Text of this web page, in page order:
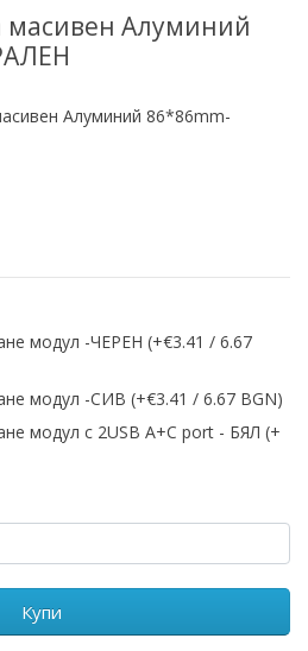
Алуминий
Алуминий 86*86mm-
модул -ЧЕРЕН (+€3.41 / 6.67
модул -СИВ (+€3.41 / 6.67 BGN)
модул с 2USB A+C port - БЯЛ (+
Купи